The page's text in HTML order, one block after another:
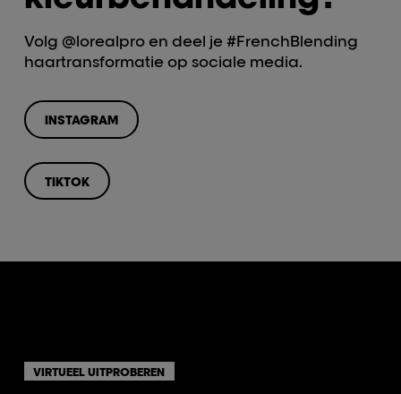
Volg @lorealpro en deel je #FrenchBlending
haartransformatie op sociale media.
INSTAGRAM
TIKTOK
VIRTUEEL UITPROBEREN